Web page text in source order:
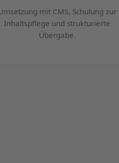
mit CMS, Schulung zur
Inhaltspflege und strukturierte
Übergabe.